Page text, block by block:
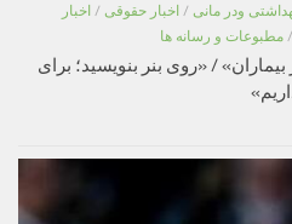
ودر مانی / اخبار حقوقی / اخبار
/ مطبوعات و رسانه ها
/ «روی بنر بنویسید؛ برای